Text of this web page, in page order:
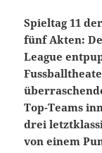
Spieltag 11
fünf Akten:
League
Top-Teams
drei
von einem